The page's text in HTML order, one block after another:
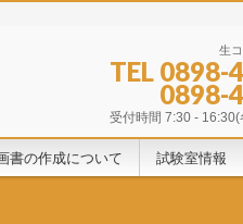
生
TEL
0898-
受付時間 7:30 - 16:30(
書の作成について 試験室情報